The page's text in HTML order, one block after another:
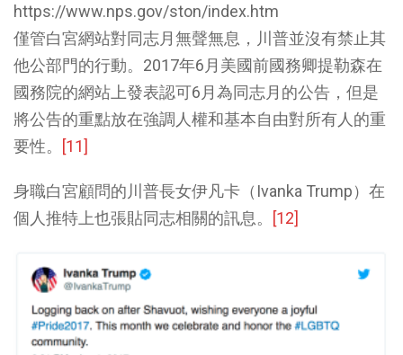
https://www.nps.gov/ston/index.htm
僅管白宮網站對同志月無聲無息，川普並沒有禁止其
他公部門的行動。2017年6月美國前國務卿提勒森在
國務院的網站上發表認可6月為同志月的公告，但是
將公告的重點放在強調人權和基本自由對所有人的重
要性。
[11]
身職白宮顧問的川普長女伊凡卡（Ivanka Trump）在
個人推特上也張貼同志相關的訊息。
[12]